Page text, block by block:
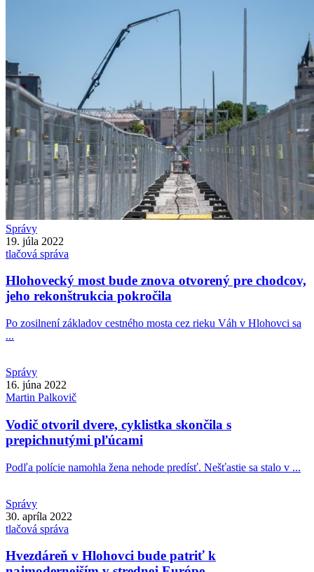
Správy
19. júla 2022
tlačová správa
Hlohovecký most bude znova otvorený pre chodcov,
jeho rekonštrukcia pokročila
Po zosilnení základov cestného mosta cez rieku Váh v Hlohovci sa
...
Správy
16. júna 2022
Martin Palkovič
Vodič otvoril dvere, cyklistka skončila s
prepichnutými pľúcami
Podľa polície namohla žena nehode predísť. Nešťastie sa stalo v ...
Správy
30. apríla 2022
tlačová správa
Hvezdáreň v Hlohovci bude patriť k